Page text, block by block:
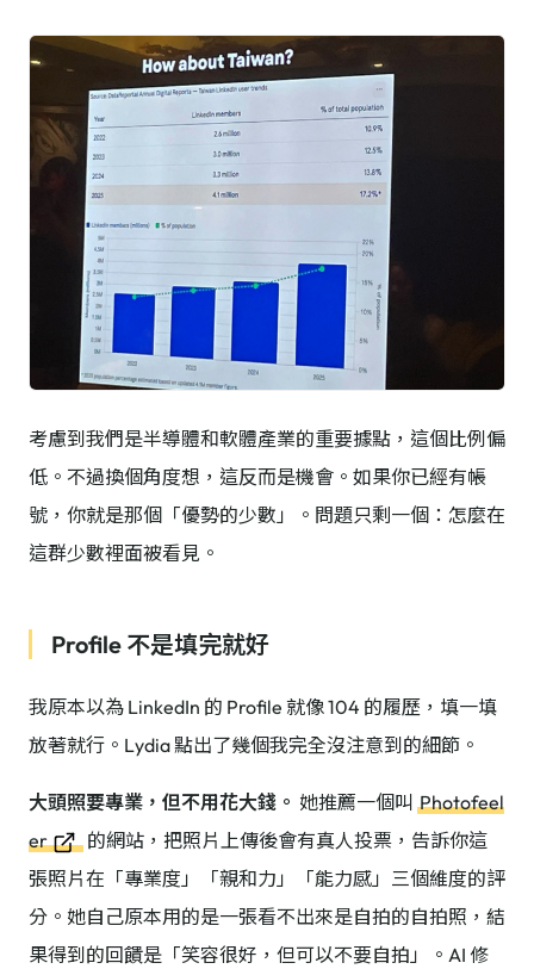
考慮到我們是半導體和軟體產業的重要據點，這個比例偏
低。不過換個角度想，這反而是機會。如果你已經有帳
號，你就是那個「優勢的少數」。問題只剩一個：怎麼在
這群少數裡面被看見。
Profile 不是填完就好
我原本以為 LinkedIn 的 Profile 就像 104 的履歷，填一填
放著就行。Lydia 點出了幾個我完全沒注意到的細節。
大頭照要專業，但不用花大錢。 她推薦一個叫 Photofeel
er
的網站，把照片上傳後會有真人投票，告訴你這
張照片在「專業度」「親和力」「能力感」三個維度的評
分。她自己原本用的是一張看不出來是自拍的自拍照，結
果得到的回饋是「笑容很好，但可以不要自拍」。AI 修